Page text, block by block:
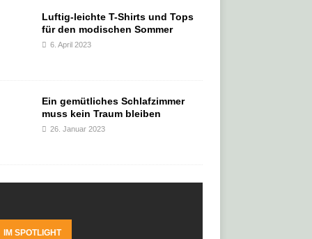
Luftig-leichte T-Shirts und Tops
für den modischen Sommer
6. April 2023
Ein gemütliches Schlafzimmer
muss kein Traum bleiben
26. Januar 2023
IM SPOTLIGHT